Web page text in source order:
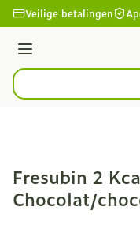
Ga naar de inhoud
Veilige betalingen
Menu
Product, merk,
Fresubin 2
Chocolat/